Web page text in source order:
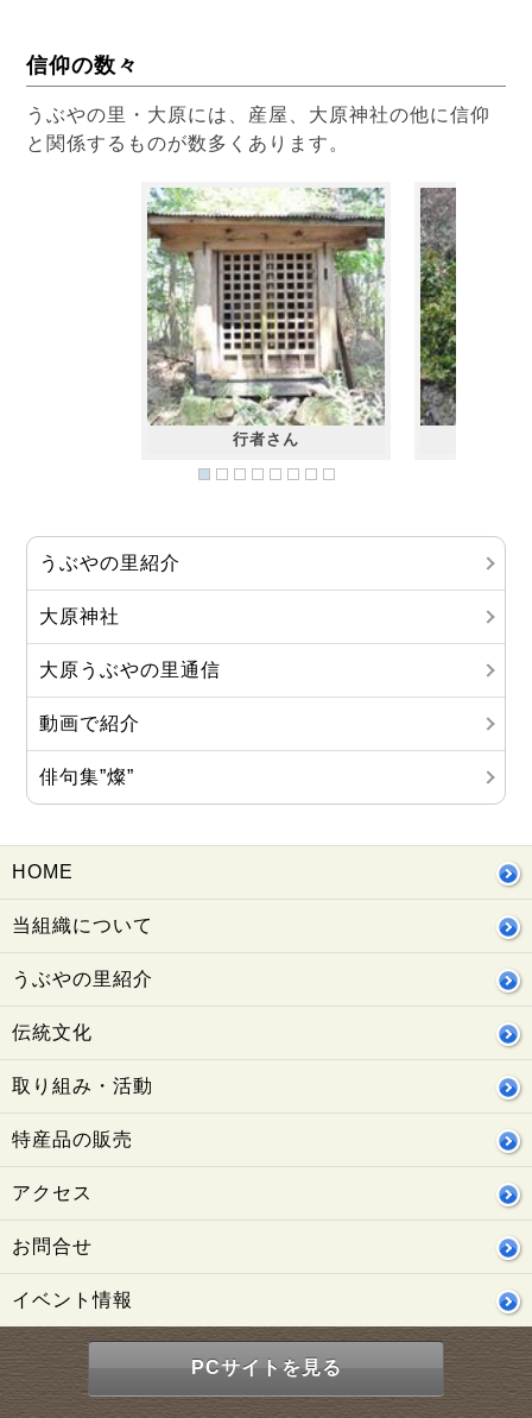
信仰の数々
うぶやの里・大原には、産屋、大原神社の他に信仰
と関係するものが数多くあります。
行者さん
うぶやの里紹介
大原神社
大原うぶやの里通信
動画で紹介
俳句集”燦”
HOME
当組織について
うぶやの里紹介
伝統文化
取り組み・活動
特産品の販売
アクセス
お問合せ
イベント情報
PCサイトを見る